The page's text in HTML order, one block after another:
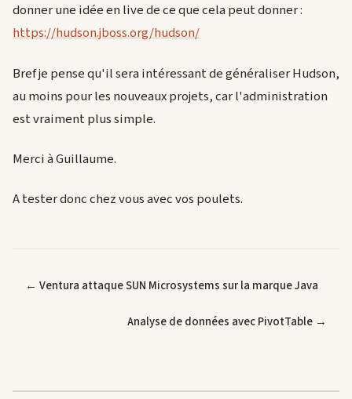
donner une idée en live de ce que cela peut donner :
https://hudson.jboss.org/hudson/
Bref je pense qu'il sera intéressant de généraliser Hudson,
au moins pour les nouveaux projets, car l'administration
est vraiment plus simple.
Merci à Guillaume.
A tester donc chez vous avec vos poulets.
← Ventura attaque SUN Microsystems sur la marque Java
Analyse de données avec PivotTable →